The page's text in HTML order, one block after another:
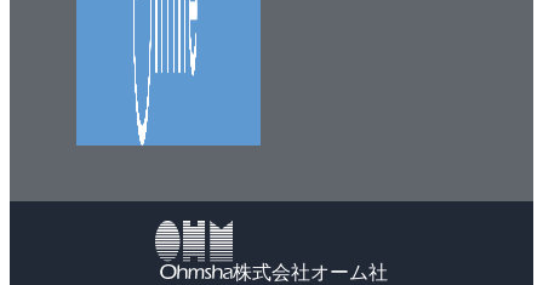
株式会社オーム社